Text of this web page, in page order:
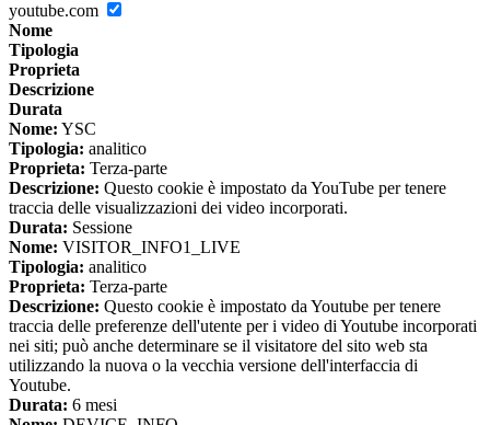
youtube.com
Nome
Tipologia
Proprieta
Descrizione
Durata
Nome: YSC
Tipologia: analitico
Proprieta: Terza-parte
Descrizione: Questo cookie è impostato da YouTube per tenere
traccia delle visualizzazioni dei video incorporati.
Durata: Sessione
Nome: VISITOR_INFO1_LIVE
Tipologia: analitico
Proprieta: Terza-parte
Descrizione: Questo cookie è impostato da Youtube per tenere
traccia delle preferenze dell'utente per i video di Youtube incorporati
nei siti; può anche determinare se il visitatore del sito web sta
utilizzando la nuova o la vecchia versione dell'interfaccia di
Youtube.
Durata: 6 mesi